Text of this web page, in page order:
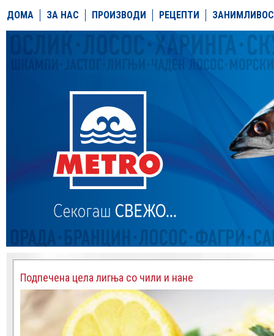
ДОМА ЗА НАС ПРОИЗВОДИ РЕЦЕПТИ
Подпечена цела лигња со чили и нане